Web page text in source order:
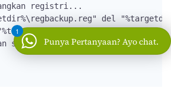
registri...
del
selesai... Punya Pertanyaan? Ayo chat.
1